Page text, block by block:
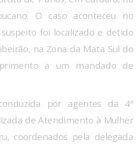
O caso aconteceu no
foi localizado e detido
na Zona da Mata Sul do
a um mandado de
por agentes da 4ª
de Atendimento à Mulher
coordenados pela delegada